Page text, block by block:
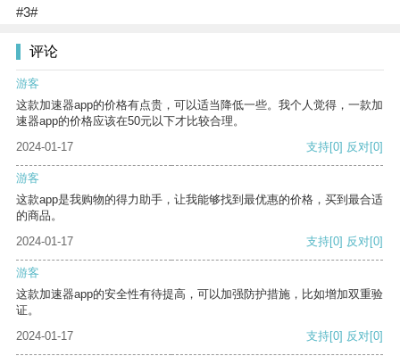
#3#
评论
游客
这款加速器app的价格有点贵，可以适当降低一些。我个人觉得，一款加
速器app的价格应该在50元以下才比较合理。
2024-01-17
支持[0] 反对[0]
游客
这款app是我购物的得力助手，让我能够找到最优惠的价格，买到最合适
的商品。
2024-01-17
支持[0] 反对[0]
游客
这款加速器app的安全性有待提高，可以加强防护措施，比如增加双重验
证。
2024-01-17
支持[0] 反对[0]